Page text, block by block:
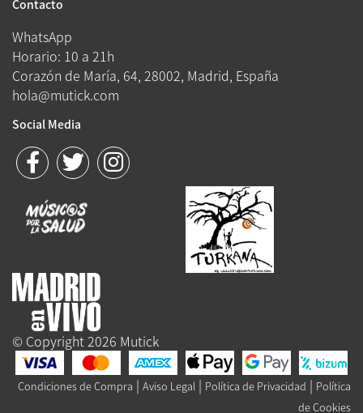
Contacto
WhatsApp
Horario: 10 a 21h
Corazón de María, 64, 28002, Madrid, España
hola@mutick.com
Social Media
© Copyright 2026 Mutick
Condiciones de Compra | Aviso Legal | Política de Privacidad | Política
de Cookies